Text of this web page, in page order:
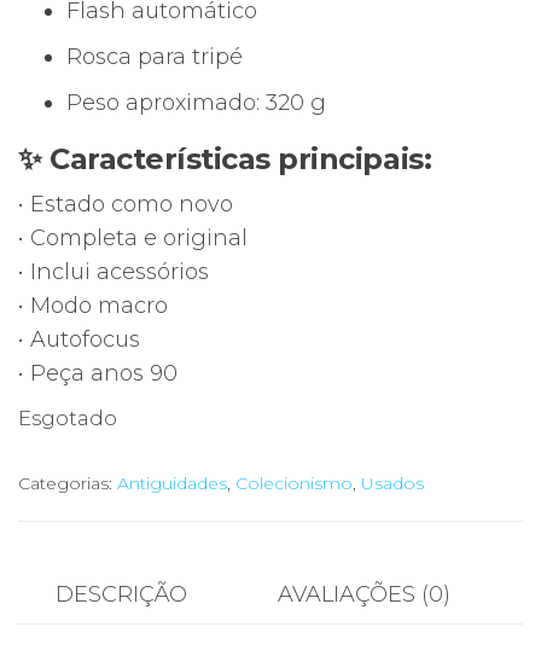
Flash automático
Rosca para tripé
Peso aproximado: 320 g
✨ Características principais:
• Estado como novo
• Completa e original
• Inclui acessórios
• Modo macro
• Autofocus
• Peça anos 90
Esgotado
Categorias: Antiguidades, Colecionismo, Usados
DESCRIÇÃO AVALIAÇÕES (0)